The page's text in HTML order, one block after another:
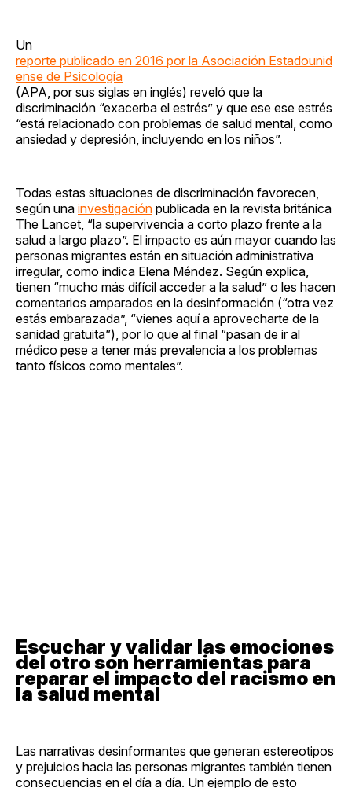
Un
reporte publicado en 2016 por la Asociación Estadounid
ense de Psicología
(APA, por sus siglas en inglés) reveló que la
discriminación “exacerba el estrés” y que ese ese estrés
“está relacionado con problemas de salud mental, como
ansiedad y depresión, incluyendo en los niños”.
Todas estas situaciones de discriminación favorecen,
según una investigación publicada en la revista británica
The Lancet, “la supervivencia a corto plazo frente a la
salud a largo plazo”. El impacto es aún mayor cuando las
personas migrantes están en situación administrativa
irregular, como indica Elena Méndez. Según explica,
tienen “mucho más difícil acceder a la salud” o les hacen
comentarios amparados en la desinformación (“otra vez
estás embarazada”, “vienes aquí a aprovecharte de la
sanidad gratuita”), por lo que al final “pasan de ir al
médico pese a tener más prevalencia a los problemas
tanto físicos como mentales”.
Escuchar y validar las emociones
del otro son herramientas para
reparar el impacto del racismo en
la salud mental
Las narrativas desinformantes que generan estereotipos
y prejuicios hacia las personas migrantes también tienen
consecuencias en el día a día. Un ejemplo de esto